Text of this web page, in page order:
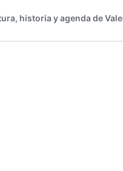
historia y agenda de